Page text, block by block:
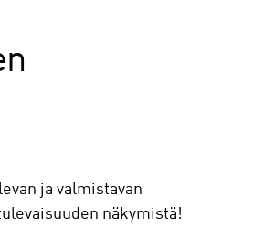
ja valmistavan
näkymistä!